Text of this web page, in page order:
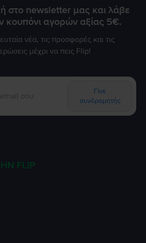
στο newsletter μας και λάβε
κουπόνι αγορών αξίας 5€.
νέα, τις προσφορές και τις
μέχρι να πεις Flip!
Γίνε
συνδρομητής
FLIP